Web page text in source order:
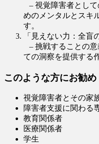
– 視覚障害者とし
めのメンタルとスキ
す。
「見えない力：全盲
– 挑戦することの
ての洞察を提供する
このような方にお勧め
視覚障害者とその家
障害者支援に関わる
教育関係者
医療関係者
学生